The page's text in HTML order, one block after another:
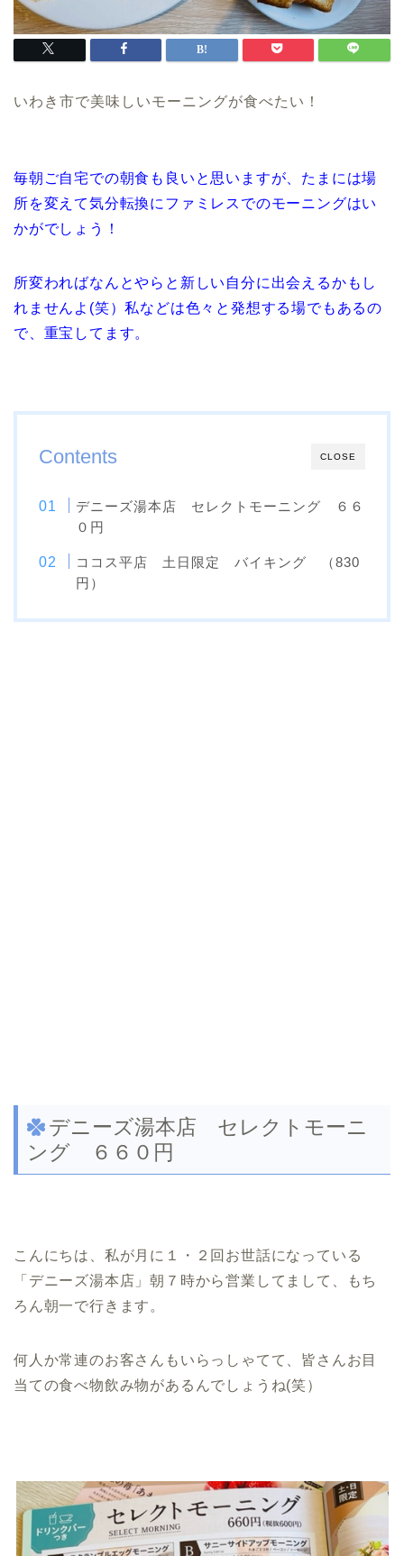
いわき市で美味しいモーニングが食べたい！
毎朝ご自宅での朝食も良いと思いますが、たまには場
所を変えて気分転換にファミレスでのモーニングはい
かがでしょう！
所変わればなんとやらと新しい自分に出会えるかもし
れませんよ(笑）私などは色々と発想する場でもあるの
で、重宝してます。
CLOSE
Contents
デニーズ湯本店 セレクトモーニング ６６
０円
ココス平店 土日限定 バイキング （830
円）
デニーズ湯本店 セレクトモーニ
ング ６６０円
こんにちは、私が月に１・２回お世話になっている
「デニーズ湯本店」朝７時から営業してまして、もち
ろん朝一で行きます。
何人か常連のお客さんもいらっしゃてて、皆さんお目
当ての食べ物飲み物があるんでしょうね(笑）